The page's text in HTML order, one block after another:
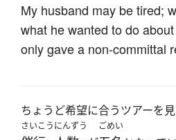
My husband may be tired;
what he wanted to do
only gave a non-committal
ちょうど希望に合うツアーを見
さいこうにんずう ごめい